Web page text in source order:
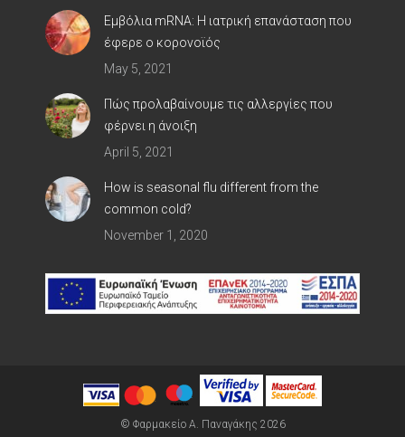
Εμβόλια mRNA: Η ιατρική επανάσταση που
έφερε ο κορoνοϊός
May 5, 2021
Πώς προλαβαίνουμε τις αλλεργίες που
φέρνει η άνοιξη
April 5, 2021
How is seasonal flu different from the
common cold?
November 1, 2020
© Φαρμακείο Α. Παναγάκης 2026